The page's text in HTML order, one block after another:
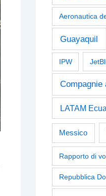
Aeronautica
Guayaquil
IPW
Compagnie
LATAM
Messico
Rapporto di
Repubblica